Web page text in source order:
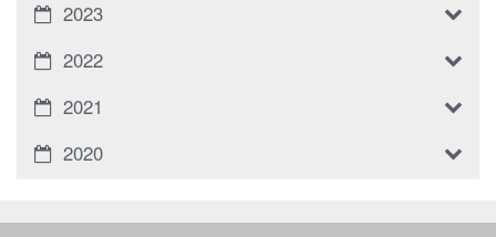
2023
2022
2021
2020